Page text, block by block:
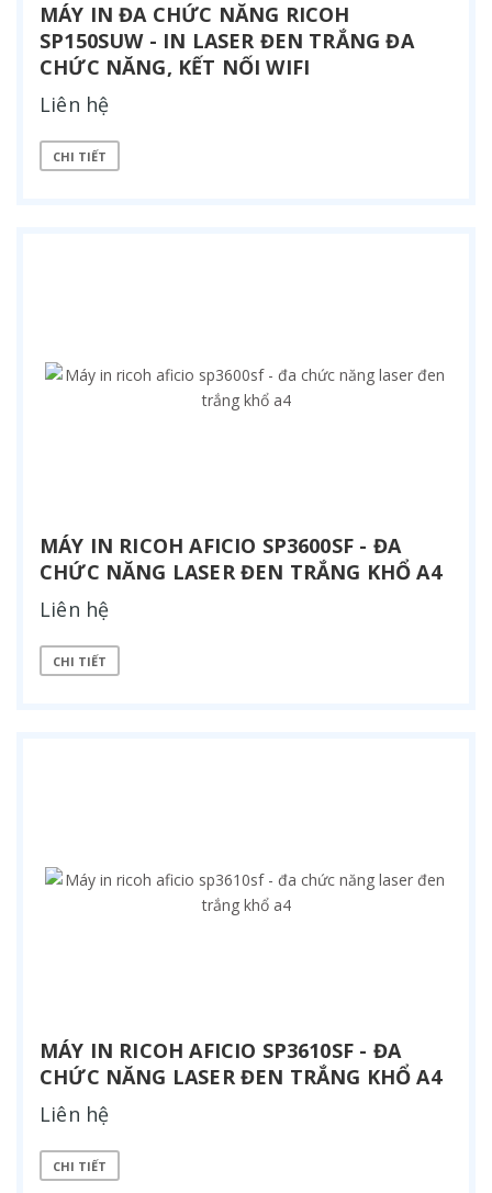
MÁY IN ĐA CHỨC NĂNG RICOH
SP150SUW - IN LASER ĐEN TRẮNG ĐA
CHỨC NĂNG, KẾT NỐI WIFI
Liên hệ
CHI TIẾT
MÁY IN RICOH AFICIO SP3600SF - ĐA
CHỨC NĂNG LASER ĐEN TRẮNG KHỔ A4
Liên hệ
CHI TIẾT
MÁY IN RICOH AFICIO SP3610SF - ĐA
CHỨC NĂNG LASER ĐEN TRẮNG KHỔ A4
Liên hệ
CHI TIẾT